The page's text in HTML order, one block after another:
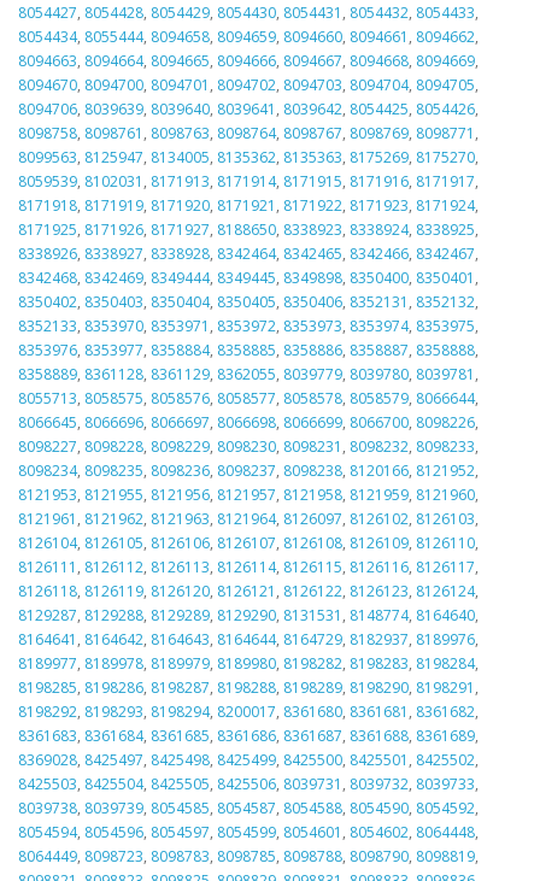
8054427, 8054428, 8054429, 8054430, 8054431 , 8054432, 8054433,
8054434, 8055444, 8094658, 8094659, 8094660, 8094661 , 8094662,
8094663, 8094664, 8094665, 8094666, 8094667, 8094668, 8094669,
8094670, 8094700, 8094701 , 8094702, 8094703, 8094704, 8094705,
8094706, 8039639, 8039640, 8039641 , 8039642, 8054425, 8054426,
8098758, 8098761 , 8098763, 8098764, 8098767, 8098769, 8098771 ,
8099563, 8125947, 8134005, 8135362, 8135363, 8175269, 8175270,
8059539, 8102031 , 8171913, 8171914, 8171915, 8171916, 8171917,
8171918, 8171919, 8171920, 8171921 , 8171922, 8171923, 8171924,
8171925, 8171926, 8171927, 8188650, 8338923, 8338924, 8338925,
8338926, 8338927, 8338928, 8342464, 8342465, 8342466, 8342467,
8342468, 8342469, 8349444, 8349445, 8349898, 8350400, 8350401 ,
8350402, 8350403, 8350404, 8350405, 8350406, 8352131 , 8352132,
8352133, 8353970, 8353971 , 8353972, 8353973, 8353974, 8353975,
8353976, 8353977, 8358884, 8358885, 8358886, 8358887, 8358888,
8358889, 8361128, 8361129, 8362055, 8039779, 8039780, 8039781 ,
8055713, 8058575, 8058576, 8058577, 8058578, 8058579, 8066644,
8066645, 8066696, 8066697, 8066698, 8066699, 8066700, 8098226,
8098227, 8098228, 8098229, 8098230, 8098231 , 8098232, 8098233,
8098234, 8098235, 8098236, 8098237, 8098238, 8120166, 8121952,
8121953, 8121955, 8121956, 8121957, 8121958, 8121959, 8121960,
8121961 , 8121962, 8121963, 8121964, 8126097, 8126102, 8126103,
8126104, 8126105, 8126106, 8126107, 8126108, 8126109, 8126110,
8126111 , 8126112, 8126113, 8126114, 8126115, 8126116, 8126117,
8126118, 8126119, 8126120, 8126121 , 8126122, 8126123, 8126124,
8129287, 8129288, 8129289, 8129290, 8131531 , 8148774, 8164640,
8164641 , 8164642, 8164643, 8164644, 8164729, 8182937, 8189976,
8189977, 8189978, 8189979, 8189980, 8198282, 8198283, 8198284,
8198285, 8198286, 8198287, 8198288, 8198289, 8198290, 8198291 ,
8198292, 8198293, 8198294, 8200017, 8361680, 8361681 , 8361682,
8361683, 8361684, 8361685, 8361686, 8361687, 8361688, 8361689,
8369028, 8425497, 8425498, 8425499, 8425500, 8425501 , 8425502,
8425503, 8425504, 8425505, 8425506, 8039731 , 8039732, 8039733,
8039738, 8039739, 8054585, 8054587, 8054588, 8054590, 8054592,
8054594, 8054596, 8054597, 8054599, 8054601 , 8054602, 8064448,
8064449, 8098723, 8098783, 8098785, 8098788, 8098790, 8098819,